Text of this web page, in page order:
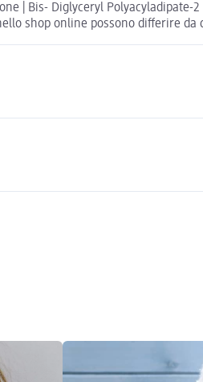
| Bis- Diglyceryl Polyacyladipate-2
shop online possono differire